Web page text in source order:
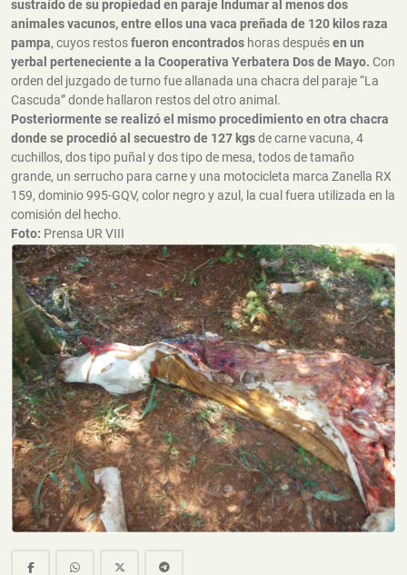
sustraído de su propiedad en paraje Indumar al menos dos
animales vacunos, entre ellos una vaca preñada de 120 kilos raza
pampa, cuyos restosfueron encontrados horas despuésen un
yerbal perteneciente a la Cooperativa Yerbatera Dos de Mayo. Con
orden del juzgado de turno fue allanada una chacra del paraje “La
Cascuda” donde hallaron restos del otro animal.
Posteriormente se realizó el mismo procedimiento en otra chacra
donde se procedió al secuestro de 127 kgsde carne vacuna, 4
cuchillos, dos tipo puñal y dos tipo de mesa, todos de tamaño
grande, un serrucho para carne y una motocicleta marca Zanella RX
159, dominio 995-GQV, color negro y azul, la cual fuera utilizada en la
comisión del hecho.
Foto: Prensa UR VIII